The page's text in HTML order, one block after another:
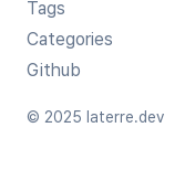
Tags
Categories
Github
© 2025 laterre.dev